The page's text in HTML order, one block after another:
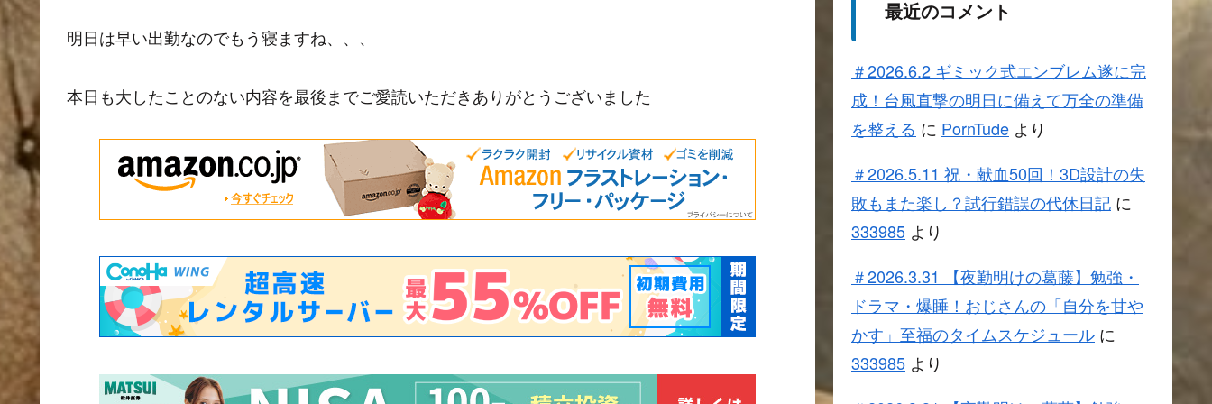
明日は早い出勤なのでもう寝ますね、、、
本日も大したことのない内容を最後までご愛読いただきありがとうございました
最近のコメント
＃2026.6.2 ギミック式エンブレム遂に完
成！台風直撃の明日に備えて万全の準備
を整える に PornTude より
＃2026.5.11 祝・献血50回！3D設計の失
敗もまた楽し？試行錯誤の代休日記 に
333985 より
＃2026.3.31 【夜勤明けの葛藤】勉強・
ドラマ・爆睡！おじさんの「自分を甘や
かす」至福のタイムスケジュール に
333985 より